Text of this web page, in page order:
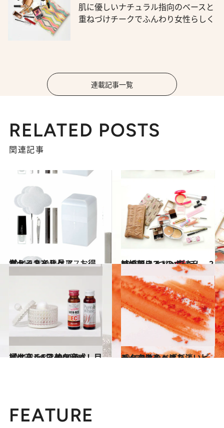
肌に優しいナチュラル指向のベースと
重ねづけチークでふんわり女性らしく
連載記事一覧
RELATED POSTS
関連記事
2011.11.20
燃えるネイルケア、お得なセットを発見♪
ビューティ＆ヘルス 2012.1.2
結婚できるリップも！ 2つの顔に2つのポーチ
ビューティ＆ヘルス
2011.8.16
ビタミンCで美を育成 目標は高く1日4000mg！
ビューティ＆ヘルス 2011.9.27
チークはやっぱり淡いピンクであるべきだ
ビューティ＆ヘルス
FEATURE